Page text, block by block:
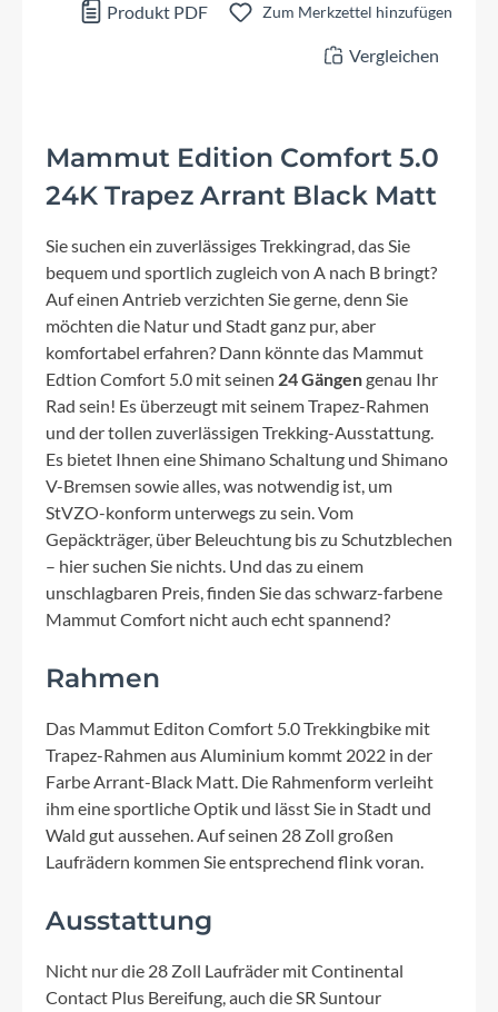
Produkt PDF Zum Merkzettel hinzufügen
Vergleichen
Mammut Edition Comfort 5.0
24K Trapez Arrant Black Matt
Sie suchen ein zuverlässiges Trekkingrad, das Sie
bequem und sportlich zugleich von A nach B bringt?
Auf einen Antrieb verzichten Sie gerne, denn Sie
möchten die Natur und Stadt ganz pur, aber
komfortabel erfahren? Dann könnte das Mammut
Edtion Comfort 5.0 mit seinen 24 Gängengenau Ihr
Rad sein! Es überzeugt mit seinem Trapez-Rahmen
und der tollen zuverlässigen Trekking-Ausstattung.
Es bietet Ihnen eine Shimano Schaltung und Shimano
V-Bremsen sowie alles, was notwendig ist, um
StVZO-konform unterwegs zu sein. Vom
Gepäckträger, über Beleuchtung bis zu Schutzblechen
– hier suchen Sie nichts. Und das zu einem
unschlagbaren Preis, finden Sie das schwarz-farbene
Mammut Comfort nicht auch echt spannend?
Rahmen
Das Mammut Editon Comfort 5.0 Trekkingbike mit
Trapez-Rahmen aus Aluminium kommt 2022 in der
Farbe Arrant-Black Matt. Die Rahmenform verleiht
ihm eine sportliche Optik und lässt Sie in Stadt und
Wald gut aussehen. Auf seinen 28 Zoll großen
Laufrädern kommen Sie entsprechend flink voran.
Ausstattung
Nicht nur die 28 Zoll Laufräder mit Continental
Contact Plus Bereifung, auch die SR Suntour